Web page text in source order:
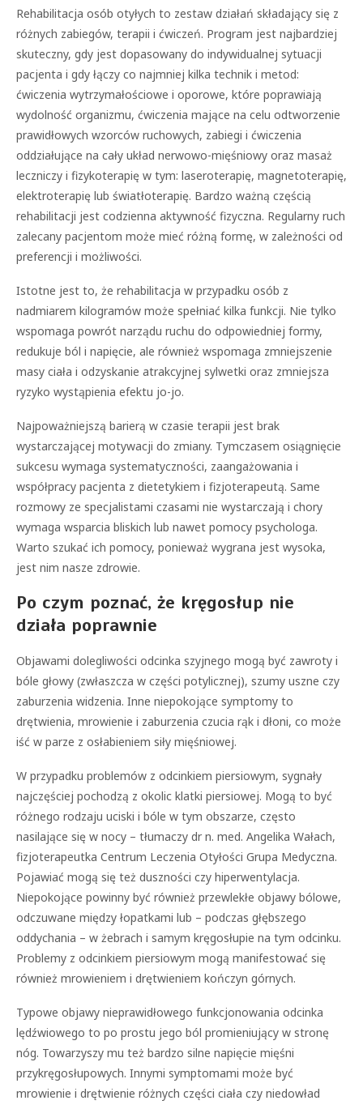
Rehabilitacja osób otyłych to zestaw działań składający się z
różnych zabiegów, terapii i ćwiczeń. Program jest najbardziej
skuteczny, gdy jest dopasowany do indywidualnej sytuacji
pacjenta i gdy łączy co najmniej kilka technik i metod:
ćwiczenia wytrzymałościowe i oporowe, które poprawiają
wydolność organizmu, ćwiczenia mające na celu odtworzenie
prawidłowych wzorców ruchowych, zabiegi i ćwiczenia
oddziałujące na cały układ nerwowo-mięśniowy oraz masaż
leczniczy i fizykoterapię w tym: laseroterapię, magnetoterapię,
elektroterapię lub światłoterapię. Bardzo ważną częścią
rehabilitacji jest codzienna aktywność fizyczna. Regularny ruch
zalecany pacjentom może mieć różną formę, w zależności od
preferencji i możliwości.
Istotne jest to, że rehabilitacja w przypadku osób z
nadmiarem kilogramów może spełniać kilka funkcji. Nie tylko
wspomaga powrót narządu ruchu do odpowiedniej formy,
redukuje ból i napięcie, ale również wspomaga zmniejszenie
masy ciała i odzyskanie atrakcyjnej sylwetki oraz zmniejsza
ryzyko wystąpienia efektu jo-jo.
Najpoważniejszą barierą w czasie terapii jest brak
wystarczającej motywacji do zmiany. Tymczasem osiągnięcie
sukcesu wymaga systematyczności, zaangażowania i
współpracy pacjenta z dietetykiem i fizjoterapeutą. Same
rozmowy ze specjalistami czasami nie wystarczają i chory
wymaga wsparcia bliskich lub nawet pomocy psychologa.
Warto szukać ich pomocy, ponieważ wygrana jest wysoka,
jest nim nasze zdrowie.
Po czym poznać, że kręgosłup nie
działa poprawnie
Objawami dolegliwości odcinka szyjnego mogą być zawroty i
bóle głowy (zwłaszcza w części potylicznej), szumy uszne czy
zaburzenia widzenia. Inne niepokojące symptomy to
drętwienia, mrowienie i zaburzenia czucia rąk i dłoni, co może
iść w parze z osłabieniem siły mięśniowej.
W przypadku problemów z odcinkiem piersiowym, sygnały
najczęściej pochodzą z okolic klatki piersiowej. Mogą to być
różnego rodzaju uciski i bóle w tym obszarze, często
nasilające się w nocy – tłumaczy dr n. med. Angelika Wałach,
fizjoterapeutka Centrum Leczenia Otyłości Grupa Medyczna.
Pojawiać mogą się też duszności czy hiperwentylacja.
Niepokojące powinny być również przewlekłe objawy bólowe,
odczuwane między łopatkami lub – podczas głębszego
oddychania – w żebrach i samym kręgosłupie na tym odcinku.
Problemy z odcinkiem piersiowym mogą manifestować się
również mrowieniem i drętwieniem kończyn górnych.
Typowe objawy nieprawidłowego funkcjonowania odcinka
lędźwiowego to po prostu jego ból promieniujący w stronę
nóg. Towarzyszy mu też bardzo silne napięcie mięśni
przykręgosłupowych. Innymi symptomami może być
mrowienie i drętwienie różnych części ciała czy niedowład